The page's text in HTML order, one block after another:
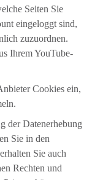
Seiten Sie
eingeloggt sind,
zuzuordnen.
Ihrem YouTube-
Cookies ein,
der Datenerhebung
Sie in den
Sie auch
Rechten und